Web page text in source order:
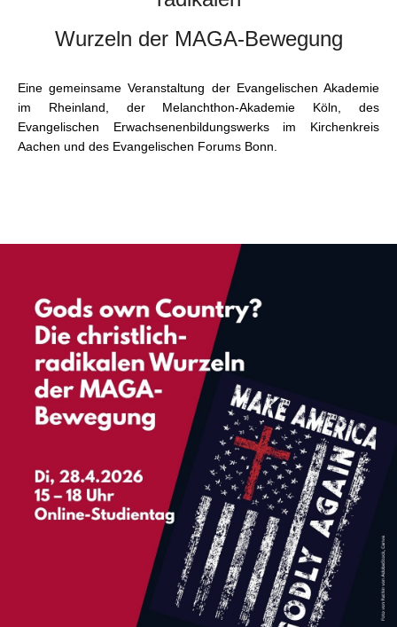
Wurzeln der MAGA-Bewegung
Eine gemeinsame Veranstaltung der Evangelischen Akademie
im Rheinland, der Melanchthon-Akademie Köln, des
Evangelischen Erwachsenenbildungswerks im Kirchenkreis
Aachen und des Evangelischen Forums Bonn.